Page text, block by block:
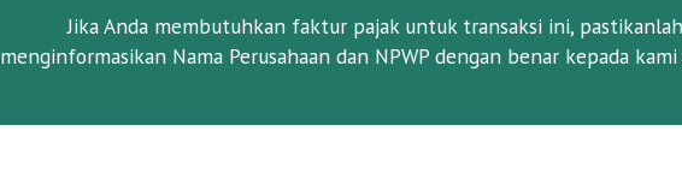
Jika Anda membutuhkan faktur pajak untuk transaksi ini,
menginformasikan Nama Perusahaan dan NPWP dengan benar kepada